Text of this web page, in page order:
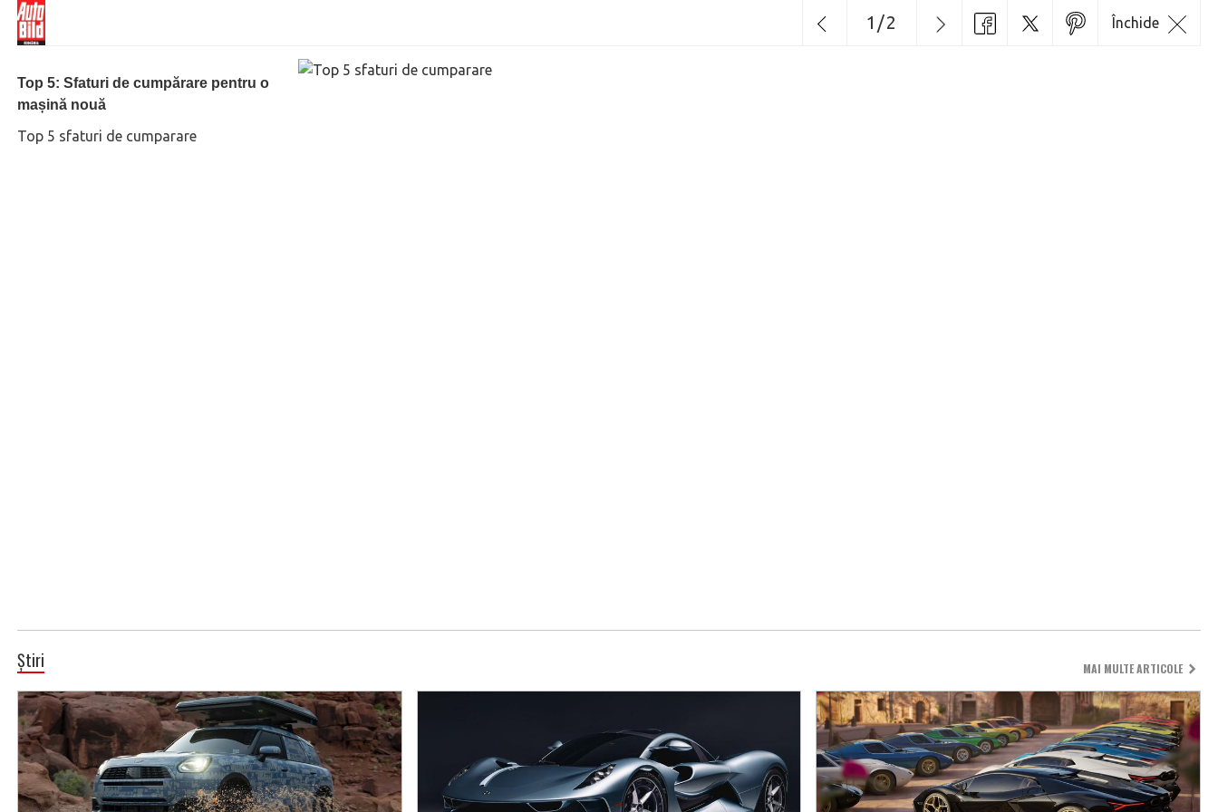
Top 5: Sfaturi de cumpărare pentru o
mașină nouă
Top 5 sfaturi de cumparare
Închide
1 /2
Știri MAI MULTE ARTICOLE